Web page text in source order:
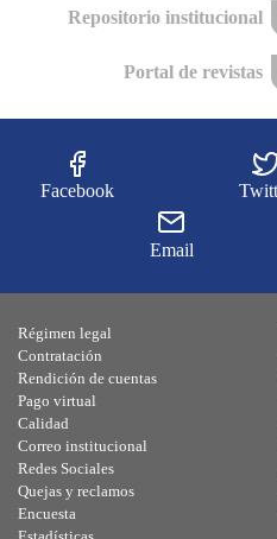
Repositorio institucional
Portal de revistas
Facebook
Email
Régimen legal
Contratación
Rendición de cuentas
Pago virtual
Calidad
Correo institucional
Redes Sociales
Quejas y reclamos
Encuesta